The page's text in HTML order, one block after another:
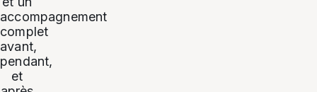
accompagnement
complet
avant,
pendant,
et